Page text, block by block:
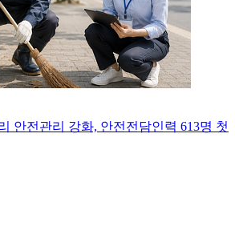
안전관리 강화, 안전전담인력 613명 첫